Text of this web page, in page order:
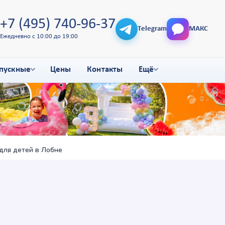
+7 (495) 740-96-37
Ежедневно с 10:00 до 19:00
Telegram МАКС
Цены Контакты Ещё
детей в Лобне